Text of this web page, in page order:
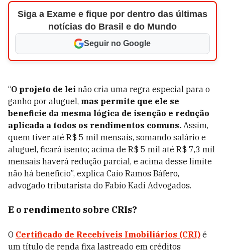
Siga a Exame e fique por dentro das últimas
notícias do Brasil e do Mundo
Seguir no Google
“O projeto de lei não cria uma regra especial para o
ganho por aluguel, mas permite que ele se
beneficie da mesma lógica de isenção e redução
aplicada a todos os rendimentos comuns. Assim,
quem tiver até R$ 5 mil mensais, somando salário e
aluguel, ficará isento; acima de R$ 5 mil até R$ 7,3 mil
mensais haverá redução parcial, e acima desse limite
não há benefício”, explica Caio Ramos Báfero,
advogado tributarista do Fabio Kadi Advogados.
E o rendimento sobre CRIs?
O Certificado de Recebíveis Imobiliários (CRI) é
um título de renda fixa lastreado em créditos